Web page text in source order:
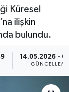
Küresel
ilişkin
bulundu.
14.05.2026 -